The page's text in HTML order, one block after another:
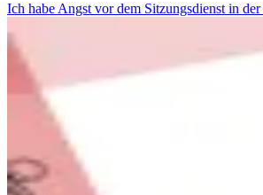
Ich habe Angst vor dem Sitzungsdienst in